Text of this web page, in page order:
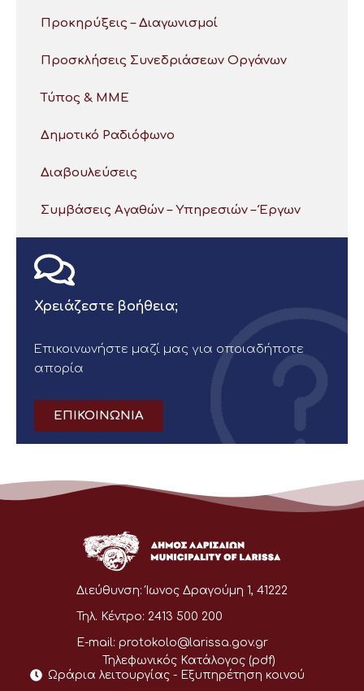
Προκηρύξεις – Διαγωνισμοί
Προσκλήσεις Συνεδριάσεων Οργάνων
Τύπος & ΜΜΕ
Δημοτικό Ραδιόφωνο
Διαβουλεύσεις
Συμβάσεις Αγαθών – Υπηρεσιών – Έργων
Χρειάζεστε βοήθεια;
Επικοινωνήστε μαζί μας για οποιαδήποτε
απορία
ΕΠΙΚΟΙΝΩΝΙΑ
Διεύθυνση: Ίωνος Δραγούμη 1, 41222
Τηλ. Κέντρο: 2413 500 200
E-mail: protokolo@larissa.gov.gr
Τηλεφωνικός Κατάλογος (pdf)
Ωράρια λειτουργίας - Eξυπηρέτηση κοινού